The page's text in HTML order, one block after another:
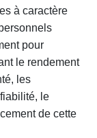
à caractère
pour
le rendement
les
le
de cette